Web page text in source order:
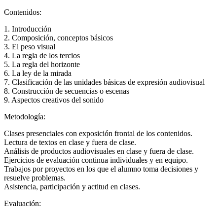
Contenidos:
1. Introducción
2. Composición, conceptos básicos
3. El peso visual
4. La regla de los tercios
5. La regla del horizonte
6. La ley de la mirada
7. Clasificación de las unidades básicas de expresión audiovisual
8. Construcción de secuencias o escenas
9. Aspectos creativos del sonido
Metodología:
Clases presenciales con exposición frontal de los contenidos.
Lectura de textos en clase y fuera de clase.
Análisis de productos audiovisuales en clase y fuera de clase.
Ejercicios de evaluación continua individuales y en equipo.
Trabajos por proyectos en los que el alumno toma decisiones y
resuelve problemas.
Asistencia, participación y actitud en clases.
Evaluación: